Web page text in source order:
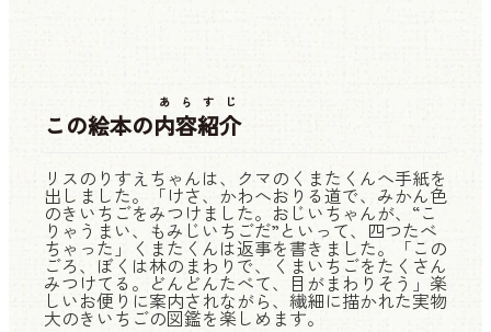
この絵本の内容紹介
あらすじ
リスのりすえちゃんは、クマのくまたくんへ手紙を
出しました。「けさ、かわへおりる道で、みかん色
のきいちごをみつけました。おじいちゃんが、“こ
りゃうまい、もみじいちごだ”といって、四つたべ
ちゃった」くまたくんは返事を書きました。「この
ごろ、ぼくは林のまわりで、くまいちごをたくさん
みつけてる。どんどんたべて、目がまわりそう」楽
しいお便りに案内されながら、繊細に描かれた実物
大のきいちごの図鑑を楽しめます。